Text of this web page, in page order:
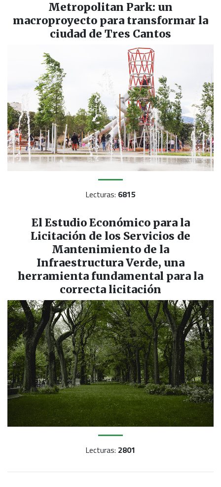
Metropolitan Park: un
macroproyecto para transformar la
ciudad de Tres Cantos
Lecturas: 6815
El Estudio Económico para la
Licitación de los Servicios de
Mantenimiento de la
Infraestructura Verde, una
herramienta fundamental para la
correcta licitación
Lecturas: 2801